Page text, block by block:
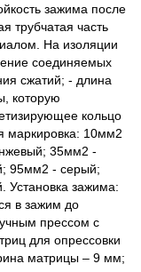
зажима после
трубчатая часть
На изоляции
соединяемых
сжатий; - длина
которую
кольцо
маркировка: 10мм2
35мм2 -
95мм2 - серый;
зажима:
в зажим до
прессом с
для опрессовки
матрицы – 9 мм;